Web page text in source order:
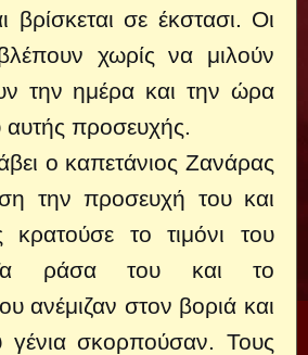
βρίσκεται σε έκστασι. Οι
χωρίς να μιλούν
την ημέρα και την ώρα
αυτής προσευχής.
ο καπετάνιος Ζανάρας
την προσευχή του και
κρατούσε το τιμόνι του
ράσα του και το
ανέμιζαν στον βοριά και
σκορπούσαν. Τους